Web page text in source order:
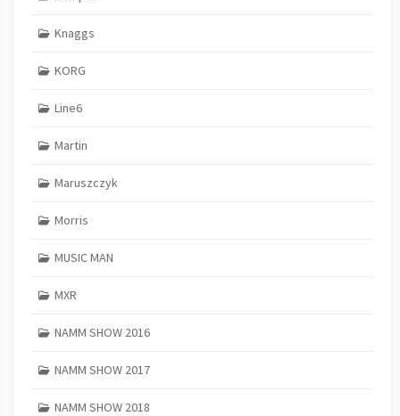
Knaggs
KORG
Line6
Martin
Maruszczyk
Morris
MUSIC MAN
MXR
NAMM SHOW 2016
NAMM SHOW 2017
NAMM SHOW 2018